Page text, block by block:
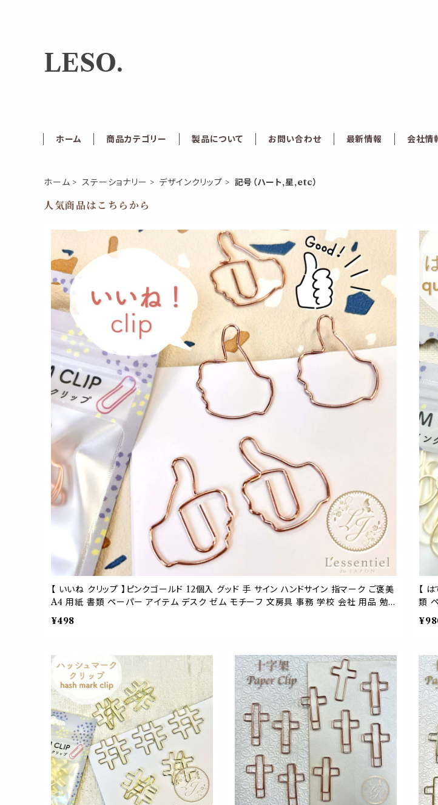
LESO.
ホーム 商品カテゴリー 製品について お問い合わせ 最新情報 会社情
ホーム ステーショナリー デザインクリップ 記号（ハート,星,etc）
人気商品はこちらから
【 いいね クリップ 】ピンクゴールド 12個入 グッド 手 サイン ハンドサイン 指マーク ご褒美
A4 用紙 書類 ペーパー アイテム デスク ゼム モチーフ 文房具 事務 学校 会社 用品 勉
強 ギフト ラッピング 手帳 ブックマーク
¥498
【
類
ッピ